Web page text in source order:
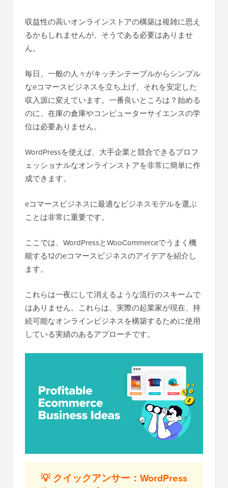
収益性の高いオンラインストアの構築は複雑に思え
るかもしれませんが、そうである必要はありませ
ん。
毎日、一般の人々がキッチンテーブルからシンプル
なeコマースビジネスを立ち上げ、それを安定した
収入源に変えています。一番良いところは？始める
のに、在庫の倉庫やコンピューターサイエンスの学
位は必要ありません。
WordPressを使えば、大手企業と競合できるプロフ
ェッショナルなオンラインストアを非常に簡単に作
成できます。
eコマースビジネスに最適なビジネスモデルを選ぶ
ことは非常に重要です。
ここでは、WordPressとWooCommerceでうまく機
能する12のeコマースビジネスのアイデアを紹介し
ます。
これらは一夜にして消えるような流行のスキームで
はありません。これらは、実際の起業家が現在、持
続可能なオンラインビジネスを構築するために使用
している実績のあるアプローチです。
💡 クイックアンサー：WordPress